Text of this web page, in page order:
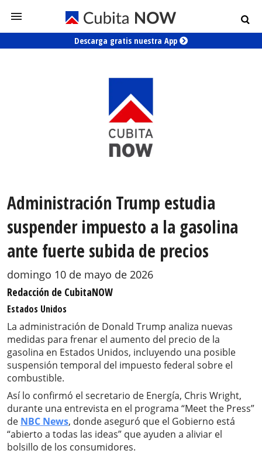
Descarga gratis nuestra App
Administración Trump estudia
suspender impuesto a la gasolina
ante fuerte subida de precios
domingo 10 de mayo de 2026
Redacción de CubitaNOW
Estados Unidos
La administración de Donald Trump analiza nuevas
medidas para frenar el aumento del precio de la
gasolina en Estados Unidos, incluyendo una posible
suspensión temporal del impuesto federal sobre el
combustible.
Así lo confirmó el secretario de Energía, Chris Wright,
durante una entrevista en el programa “Meet the Press”
de NBC News, donde aseguró que el Gobierno está
“abierto a todas las ideas” que ayuden a aliviar el
bolsillo de los consumidores.